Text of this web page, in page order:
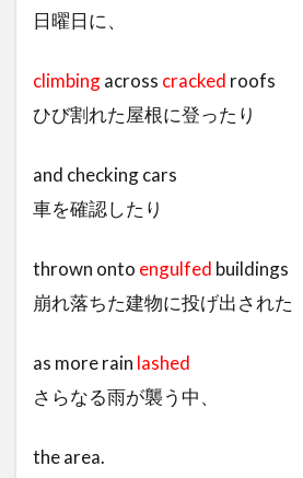
日曜日に、
climbingacross cracked roofs
ひび割れた屋根に登ったり
and checking cars
車を確認したり
thrown onto engulfed buildings
崩れ落ちた建物に投げ出された
as more rain lashed
さらなる雨が襲う中、
the area.